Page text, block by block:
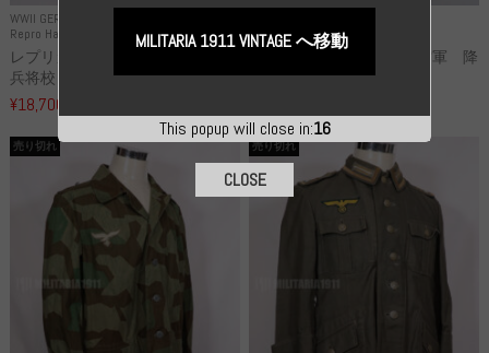
WWII GERMANY
Repro Hat and Cap SS and WSS
レプリカ 武装親衛隊 WSS 歩
兵将校 クラッシュキャップ ...
¥18,700
Repro Hat and Cap Luftwaffe
高品質レプリカ ドイツ空軍 降
下猟兵 ヘルメット
売り切れ 売り切れ
This popup will close in:15
MILITARIA 1911 VINTAGE へ移動
CLOSE